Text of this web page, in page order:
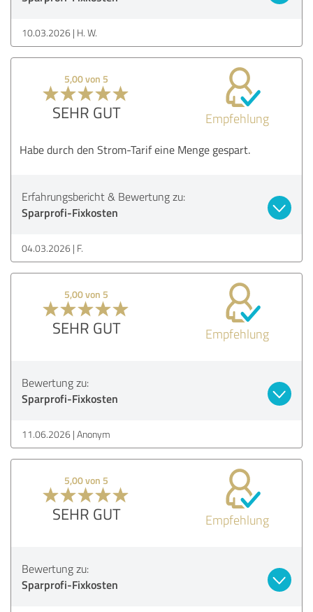
10.03.2026 H. W.
5,00 von 5
SEHR GUT Empfehlung
Habe durch den Strom-Tarif eine Menge gespart.
Erfahrungsbericht & Bewertung zu:
Sparprofi-Fixkosten
04.03.2026 F.
5,00 von 5
SEHR GUT Empfehlung
Bewertung zu:
Sparprofi-Fixkosten
11.06.2026 Anonym
5,00 von 5
SEHR GUT Empfehlung
Bewertung zu:
Sparprofi-Fixkosten